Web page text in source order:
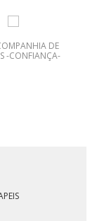
DE
-CONFIANÇA-